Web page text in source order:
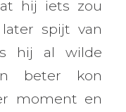
hij iets zou
spijt van
hij al wilde
beter kon
moment en